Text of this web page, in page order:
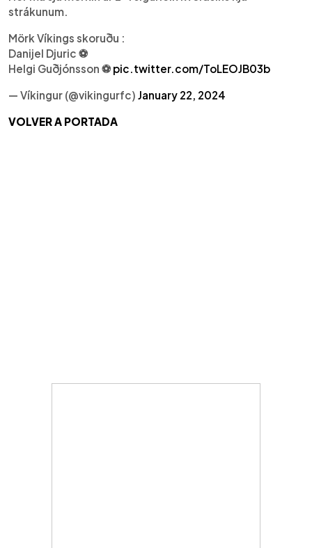
strákunum.
Mörk Víkings skoruðu :
Danijel Djuric ⚽
Helgi Guðjónsson ⚽ pic.twitter.com/ToLEOJB03b
— Víkingur (@vikingurfc) January 22, 2024
VOLVER A PORTADA